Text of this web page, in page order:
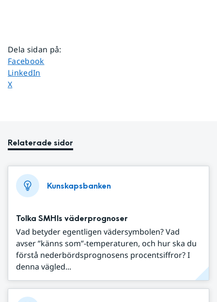
Dela sidan på:
Dela sidan på
Facebook
Dela sidan på
LinkedIn
Dela sidan på
X
Relaterade sidor
Kunskapsbanken
Tolka SMHIs väderprognoser
Vad betyder egentligen vädersymbolen? Vad
avser ”känns som”-temperaturen, och hur ska du
förstå nederbördsprognosens procentsiffror? I
denna vägled...